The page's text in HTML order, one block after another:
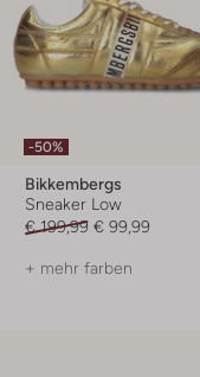
-50%
Bikkembergs
Sneaker Low
€ 199,99 € 99,99
+ mehr farben